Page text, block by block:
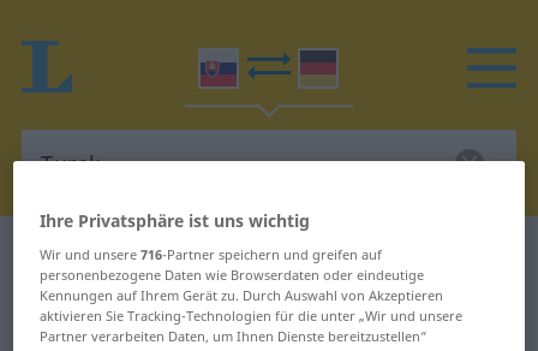
Slowakisch-Deutsch Wörterbuch Turek
Slowakisch-Deutsch Übersetzung
für "Turek"
Ihre Privatsphäre ist uns wichtig
Wir und unsere716-Partner speichern und greifen auf
personenbezogene Daten wie Browserdaten oder eindeutige
Kennungen auf Ihrem Gerät zu. Durch Auswahl von Akzeptieren
aktivieren Sie Tracking-Technologien für die unter „Wir und unsere
Partner verarbeiten Daten, um Ihnen Dienste bereitzustellen“